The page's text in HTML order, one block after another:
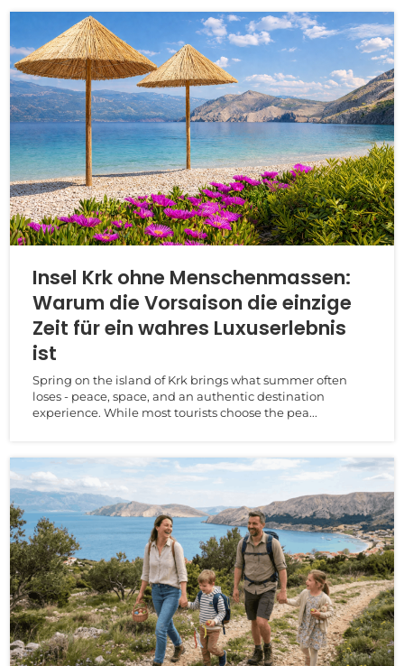
Insel Krk ohne Menschenmassen:
Warum die Vorsaison die einzige
Zeit für ein wahres Luxuserlebnis
ist
Spring on the island of Krk brings what summer often
loses - peace, space, and an authentic destination
experience. While most tourists choose the pea...